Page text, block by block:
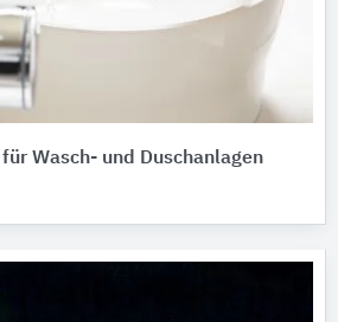
Wasch- und Duschanlagen